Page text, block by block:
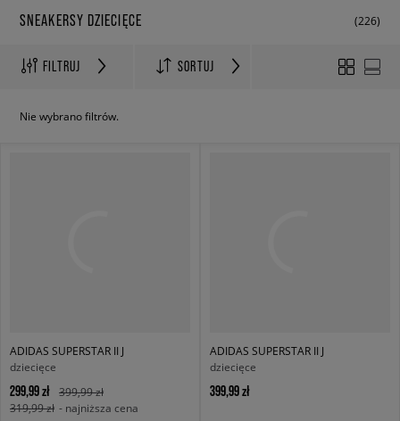
SNEAKERSY DZIECIĘCE (226)
FILTRUJ SORTUJ
Nie wybrano filtrów.
ADIDAS SUPERSTAR II J
dziecięce
299,99 zł
399,99 zł
319,99 zł - najniższa cena
ADIDAS SUPERSTAR II J
dziecięce
399,99 zł